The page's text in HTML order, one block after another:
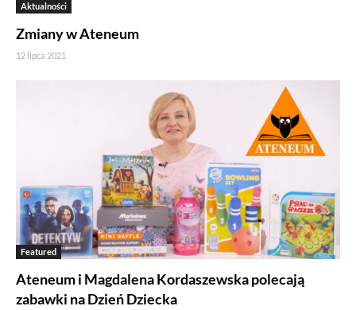
Aktualności
Zmiany w Ateneum
12 lipca 2021
Featured
Ateneum i Magdalena Kordaszewska polecają
zabawki na Dzień Dziecka